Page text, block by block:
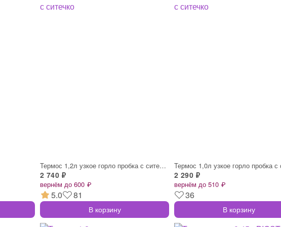
Термос 1,2л узкое горло пробка с ситечко
2 740 ₽
вернём до 600 ₽
5.0 81
В корзину
2 290 ₽
вернём до 510 ₽
36
В корзину